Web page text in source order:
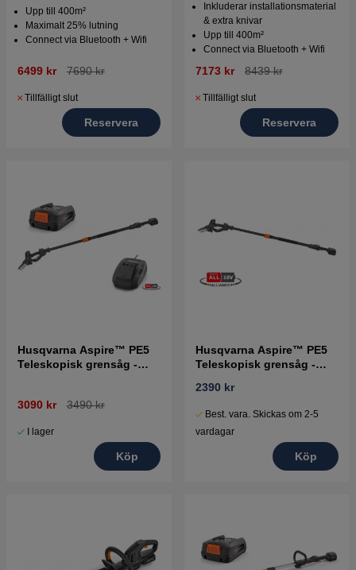
Upp till 400m²
Maximalt 25% lutning
Connect via Bluetooth + Wifi
6499 kr 7690 kr
Tillfälligt slut
Reservera
Inkluderar installationsmaterial
& extra knivar
Upp till 400m²
Connect via Bluetooth + Wifi
7173 kr 8439 kr
Tillfälligt slut
Reservera
Husqvarna Aspire™ PE5
Teleskopisk grensåg -
3090 kr 3490 kr
I lager
Köp
Husqvarna Aspire™ PE5
Teleskopisk grensåg -
2390 kr
Best. vara. Skickas om 2-5
vardagar
Köp